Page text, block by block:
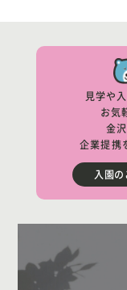
見学や
お気
金
企業提携
入園